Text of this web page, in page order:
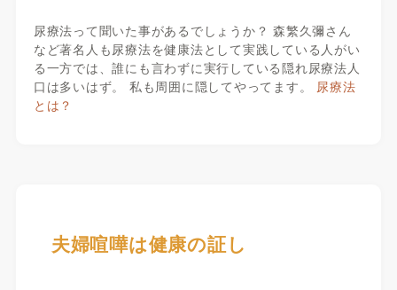
尿療法って聞いた事があるでしょうか？ 森繁久彌さん
など著名人も尿療法を健康法として実践している人がい
る一方では、誰にも言わずに実行している隠れ尿療法人
口は多いはず。 私も周囲に隠してやってます。 尿療法
とは？
夫婦喧嘩は健康の証し